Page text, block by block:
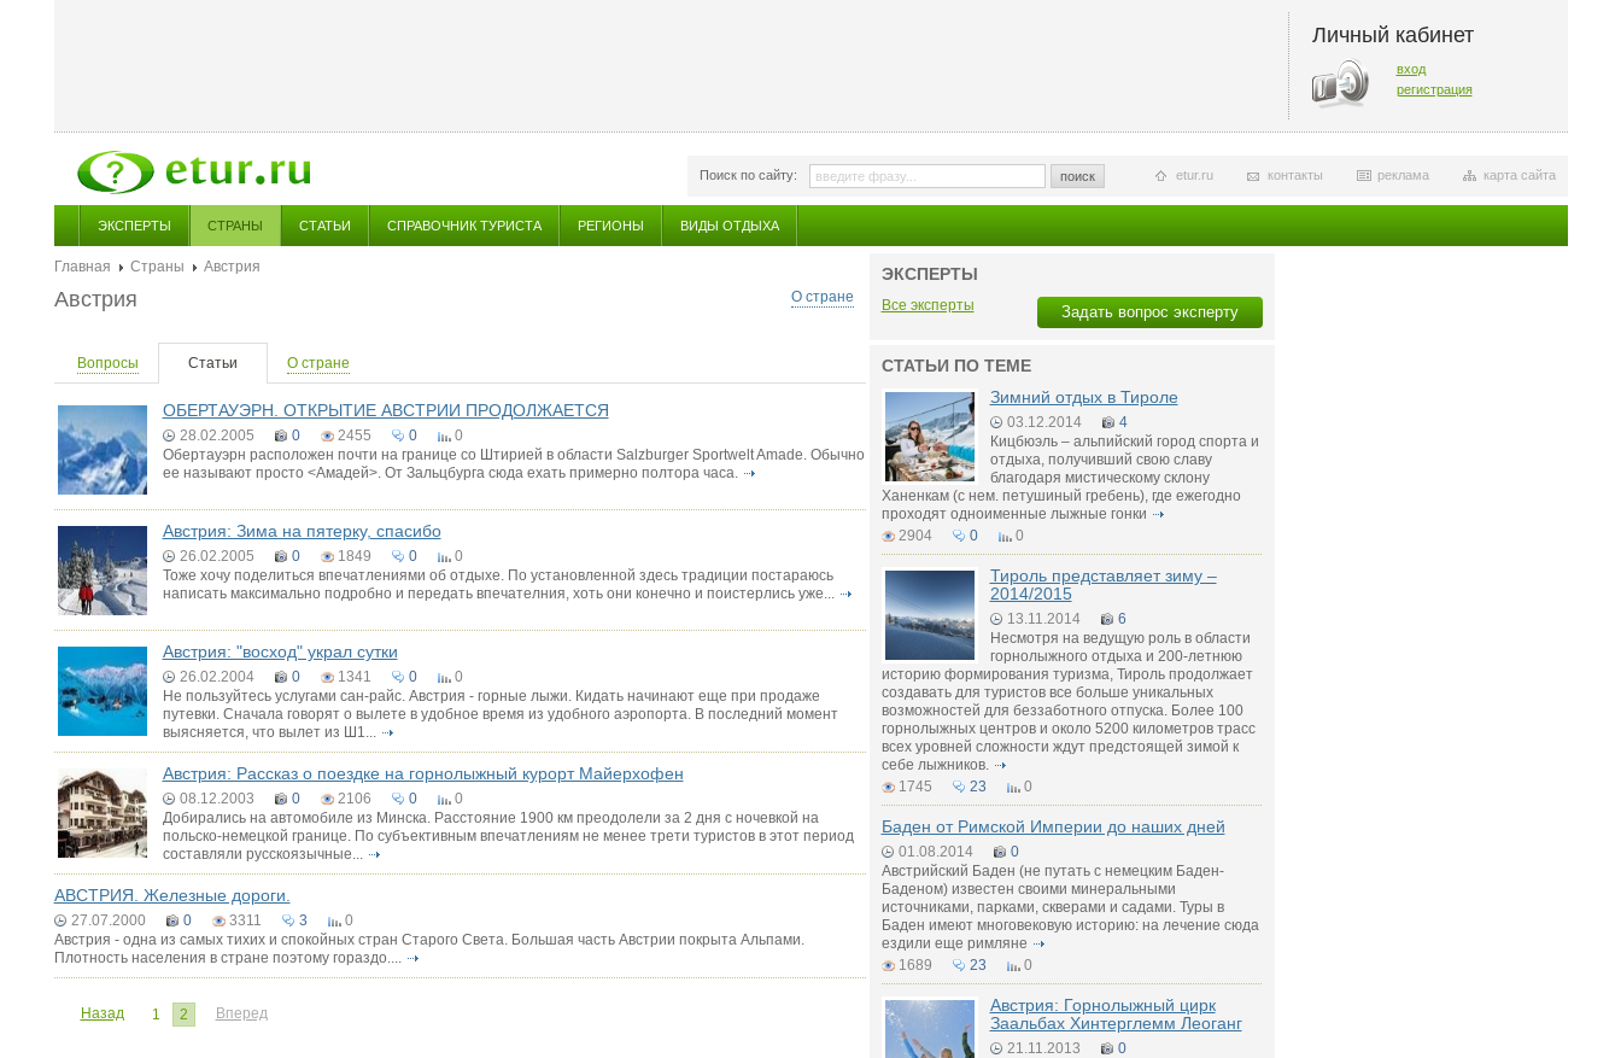
Личный кабинет
вход
регистрация
Поиск по сайту: поиск карта сайта
реклама
контакты
etur.ru
ЭКСПЕРТЫ СТРАНЫ СТАТЬИ СПРАВОЧНИК ТУРИСТА РЕГИОНЫ ВИДЫ ОТДЫХА
Главная Страны
Австрия
О стране
Австрия
Вопросы Статьи О стране
ОБЕРТАУЭРН. ОТКРЫТИЕ АВСТРИИ ПРОДОЛЖАЕТСЯ
28.02.2005 0 2455 0
0
Обертауэрн расположен почти на границе со Штирией в области Salzburger Sportwelt Amade. Обычно
ее называют просто <Амадей>. От Зальцбурга сюда ехать примерно полтора часа.
Австрия: Зима на пятерку, спасибо
26.02.2005 0 1849 0
0
Тоже хочу поделиться впечатлениями об отдыхе. По установленной здесь традиции постараюсь
написать максимально подробно и передать впечателния, хоть они конечно и поистерлись уже...
Австрия: "восход" украл сутки
26.02.2004 0 1341 0
0
Не пользуйтесь услугами сан-райс. Австрия - горные лыжи. Кидать начинают еще при продаже
путевки. Сначала говорят о вылете в удобное время из удобного аэропорта. В последний момент
выясняется, что вылет из Ш1...
Австрия: Рассказ о поездке на горнолыжный курорт Майерхофен
08.12.2003 0 2106 0
0
Добирались на автомобиле из Минска. Расстояние 1900 км преодолели за 2 дня с ночевкой на
польско-немецкой границе. По субъективным впечатлениям не менее трети туристов в этот период
составляли русскоязычные...
АВСТРИЯ. Железные дороги.
27.07.2000 0 3311 3
0
Австрия - одна из самых тихих и спокойных стран Старого Света. Большая часть Австрии покрыта Альпами.
Плотность населения в стране поэтому гораздо....
Назад 1 2 Вперед
ЭКСПЕРТЫ
Задать вопрос эксперту
Все эксперты
СТАТЬИ ПО ТЕМЕ
Зимний отдых в Тироле
03.12.2014
4
Кицбюэль – альпийский город спорта и
отдыха, получивший свою славу
благодаря мистическому склону
Ханенкам (с нем. петушиный гребень), где eжегодно
проходят одноименные лыжные гонки
2904
0 0
Тироль представляет зиму –
2014/2015
13.11.2014
6
Несмотря на ведущую роль в области
горнолыжного отдыха и 200-летнюю
историю формирования туризма, Тироль продолжает
cоздавать для туристов все больше уникальных
возможностей для беззаботного отпуска. Более 100
горнолыжных центров и около 5200 километров трасс
всех уровней сложности ждут предстоящей зимой к
себе лыжников.
1745
23 0
Баден от Римской Империи до наших дней
01.08.2014
0
Австрийский Баден (не путать с немецким Баден-
Баденом) известен своими минеральными
источниками, парками, скверами и садами. Туры в
Баден имеют многовековую историю: на лечение сюда
ездили еще римляне
1689
23 0
Австрия: Горнолыжный цирк
Заальбах Хинтерглемм Леоганг
21.11.2013
0